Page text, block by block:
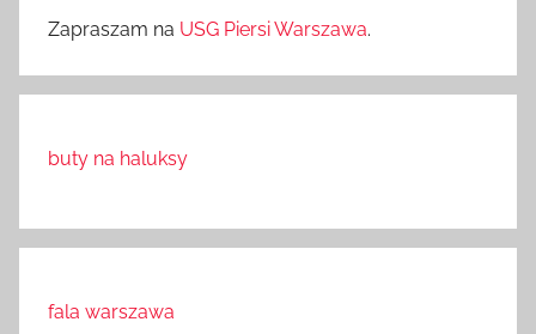
Zapraszam na USG Piersi Warszawa.
buty na haluksy
fala warszawa